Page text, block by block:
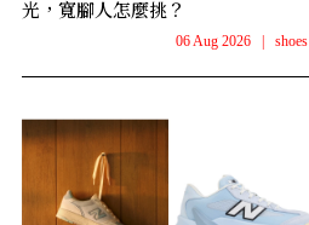
光，寬腳人怎麼挑？
06 Aug 2026 | shoes